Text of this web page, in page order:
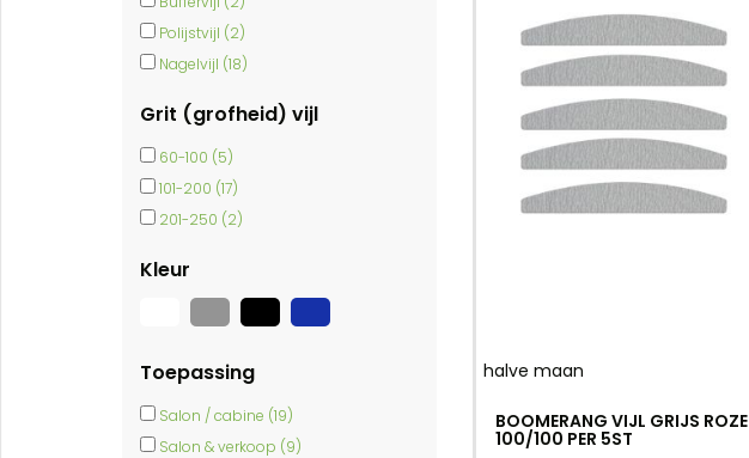
Polijstvijl (2)
Nagelvijl (18)
Grit (grofheid) vijl
60-100 (5)
101-200 (17)
201-250 (2)
Kleur
Toepassing
Salon / cabine (19)
Salon & verkoop (9)
halve maan
BOOMERANG VIJL GRIJS ROZE
100/100 PER 5ST